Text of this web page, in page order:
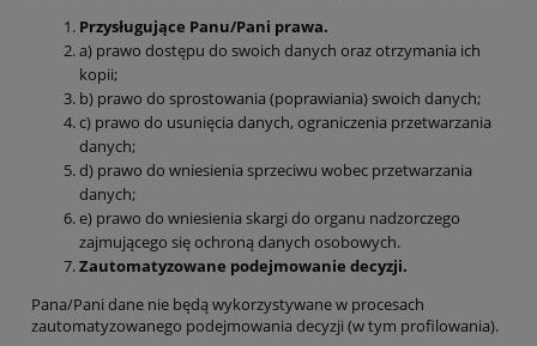
Przysługujące Panu/Pani prawa.
a) prawo dostępu do swoich danych oraz otrzymania ich
kopii;
b) prawo do sprostowania (poprawiania) swoich danych;
c) prawo do usunięcia danych, ograniczenia przetwarzania
danych;
d) prawo do wniesienia sprzeciwu wobec przetwarzania
danych;
e) prawo do wniesienia skargi do organu nadzorczego
zajmującego się ochroną danych osobowych.
Zautomatyzowane podejmowanie decyzji.
Pana/Pani dane nie będą wykorzystywane w procesach
zautomatyzowanego podejmowania decyzji (w tym profilowania).